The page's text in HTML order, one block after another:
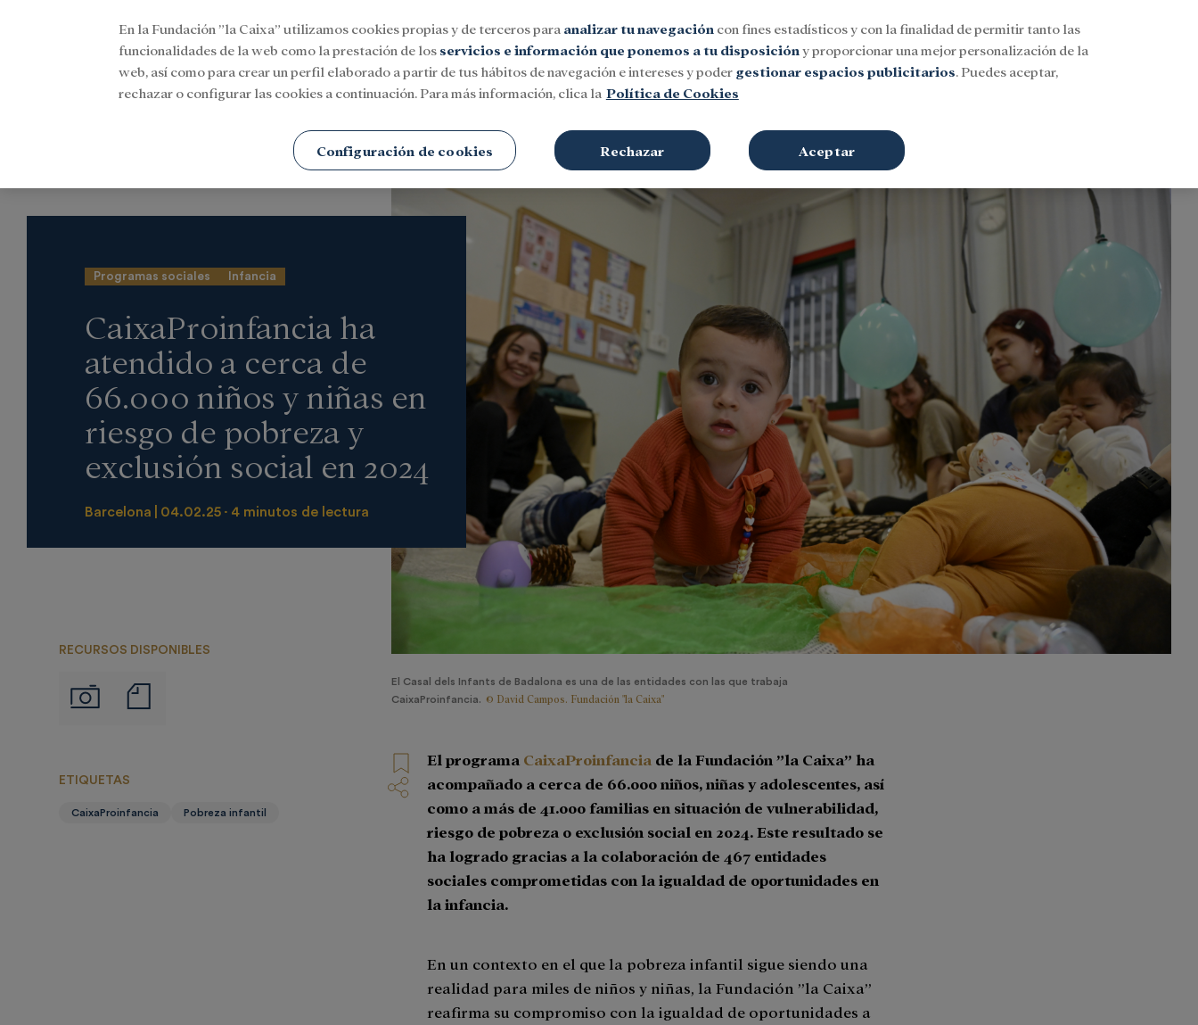
Iniciar sesión Buscar
SocialInvestigación y becasCultura
El Casal dels Infants de Badalona es una de las entidades con las que trabaja
CaixaProinfancia. © David Campos. Fundación "la Caixa"
Programas sociales Infancia
CaixaProinfancia ha
atendido a cerca de
66.000 niños y niñas en
riesgo de pobreza y
exclusión social en 2024
Barcelona 04.02.25 4 minutos de lectura
RECURSOS DISPONIBLES
Imágenes
de
El programa CaixaProinfancia de la Fundación ”la Caixa” ha
acompañado a cerca de 66.000niños, niñas y adolescentes, así
como a más de 41.000 familias en situación de vulnerabilidad,
riesgo de pobreza o exclusión social en 2024.Este resultado se
ha logrado gracias a la colaboración de 467 entidades
sociales comprometidas con la igualdad de oportunidades en
la infancia.
En un contexto en el que la pobreza infantil sigue siendo una
realidad para miles de niños y niñas, la Fundación ”la Caixa”
reafirma su compromiso con la igualdad de oportunidades a
ETIQUETAS
CaixaProinfancia Pobreza infantil
En la Fundación ”la Caixa” utilizamos cookies propias y de terceros para analizar tu navegación con fines estadísticos y con la finalidad de permitir tanto las
funcionalidades de la web como la prestación de los servicios e información que ponemos a tu disposición y proporcionar una mejor personalización de la
web, así como para crear un perfil elaborado a partir de tus hábitos de navegación e intereses y poder gestionar espacios publicitarios. Puedes aceptar,
rechazar o configurar las cookies a continuación. Para más información, clica la Política de Cookies
Configuración de cookies Rechazar Aceptar